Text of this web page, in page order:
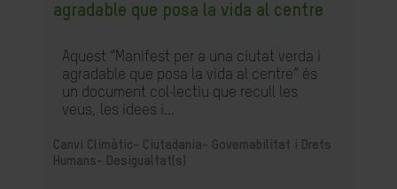
agradable que posa la vida al centre
Aquest “Manifest per a una ciutat verda i
agradable que posa la vida al centre” és
un document col·lectiu que recull les
veus, les idees i...
Canvi Climàtic-
Ciutadania- Governabilitat i Drets
Humans-
Desigualtat(s)